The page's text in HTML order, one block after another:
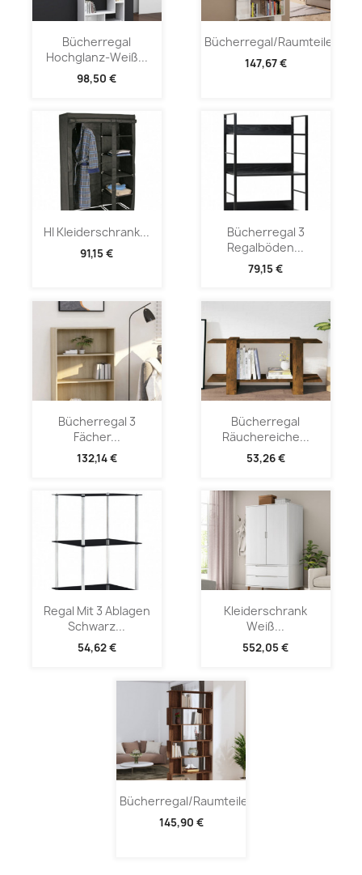
Bücherregal
Hochglanz-Weiß...
98,50 €
Bücherregal/Raumteiler...
147,67 €
HI Kleiderschrank...
91,15 €
Bücherregal 3
Regalböden...
79,15 €
Bücherregal 3
Fächer...
132,14 €
Bücherregal
Räuchereiche...
53,26 €
Regal Mit 3 Ablagen
Schwarz...
54,62 €
Kleiderschrank
Weiß...
552,05 €
Bücherregal/Raumteiler...
145,90 €